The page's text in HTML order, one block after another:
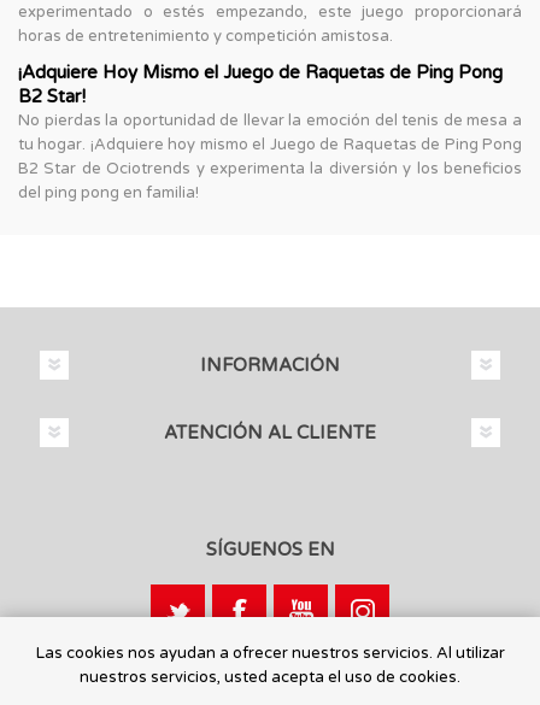
experimentado o estés empezando, este juego proporcionará
horas de entretenimiento y competición amistosa.
¡Adquiere Hoy Mismo el Juego de Raquetas de Ping Pong
B2 Star!
No pierdas la oportunidad de llevar la emoción del tenis de mesa a
tu hogar. ¡Adquiere hoy mismo el Juego de Raquetas de Ping Pong
B2 Star de Ociotrends y experimenta la diversión y los beneficios
del ping pong en familia!
INFORMACIÓN
ATENCIÓN AL CLIENTE
SÍGUENOS EN
Calle León, 1 - 03440 Ibi, Alicante
Las cookies nos ayudan a ofrecer nuestros servicios. Al utilizar
nuestros servicios, usted acepta el uso de cookies.